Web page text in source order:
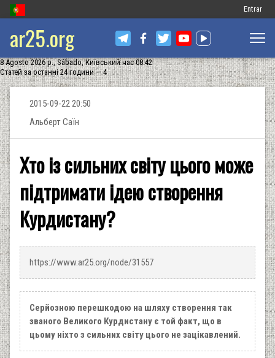
Меню
запису
Entrar
ar25.org
8 Agosto 2026 р., Sábado, Київський час 08:42
Статей за останні 24 години — 4
2015-09-22 20:50
Альберт Саїн
Хто із сильних світу цього може
підтримати ідею створення
Курдистану?
https://www.ar25.org/node/31557
Серйозною перешкодою на шляху створення так
званого Великого Курдистану є той факт, що в
цьому ніхто з сильних світу цього не зацікавлений.